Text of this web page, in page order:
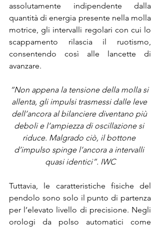
assolutamente indipendente dalla
quantità di energia presente nella molla
motrice, gli intervalli regolari con cui lo
scappamento rilascia il ruotismo,
consentendo così alle lancette di
avanzare.
“Non appena la tensione della molla si
allenta, gli impulsi trasmessi dalle leve
dell’ancora al bilanciere diventano più
deboli e l’ampiezza di oscillazione si
riduce. Malgrado ciò, il bottone
d’impulso spinge l’ancora a intervalli
quasi identici”. IWC
Tuttavia, le caratteristiche fisiche del
pendolo sono solo il punto di partenza
per l’elevato livello di precisione. Negli
orologi da polso automatici come